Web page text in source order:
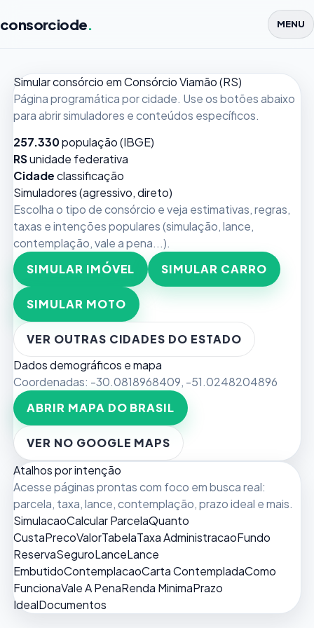
consorciode. MENU
Simular consórcio em Consórcio Viamão (RS)
Página programática por cidade. Use os botões abaixo
para abrir simuladores e conteúdos específicos.
257.330população (IBGE)
RSunidade federativa
Cidadeclassificação
Simuladores (agressivo, direto)
Escolha o tipo de consórcio e veja estimativas, regras,
taxas e intenções populares (simulação, lance,
contemplação, vale a pena...).
SIMULAR IMÓVEL
SIMULAR CARRO
SIMULAR MOTO
VER OUTRAS CIDADES DO ESTADO
Dados demográficos e mapa
Coordenadas: -30.0818968409, -51.0248204896
ABRIR MAPA DO BRASIL
VER NO GOOGLE MAPS
Atalhos por intenção
Acesse páginas prontas com foco em busca real:
parcela, taxa, lance, contemplação, prazo ideal e mais.
SimulacaoCalcular ParcelaQuanto
CustaPrecoValorTabelaTaxa AdministracaoFundo
ReservaSeguroLanceLance
EmbutidoContemplacaoCarta ContempladaComo
FuncionaVale A PenaRenda MinimaPrazo
IdealDocumentos